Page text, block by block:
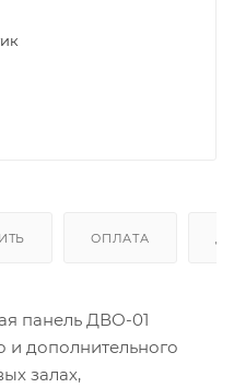
ОПЛАТА
панель ДВО-01
и дополнительного
залах,